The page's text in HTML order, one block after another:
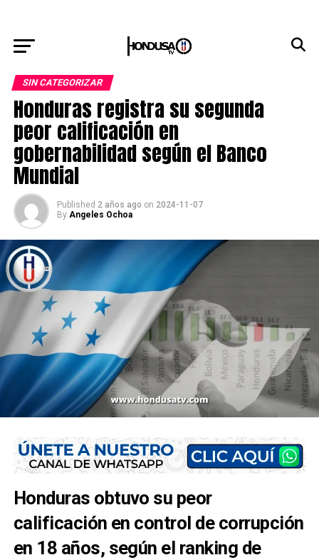
SIN CATEGORIZAR
Honduras registra su segunda
peor calificación en
gobernabilidad según el Banco
Mundial
Published 2 años ago on 2024-11-07
By Angeles Ochoa
Honduras obtuvo su peor
calificación en control de corrupción
en 18 años, según el ranking de